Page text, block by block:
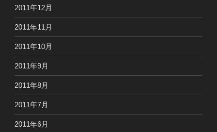
2011年12月
2011年11月
2011年10月
2011年9月
2011年8月
2011年7月
2011年6月